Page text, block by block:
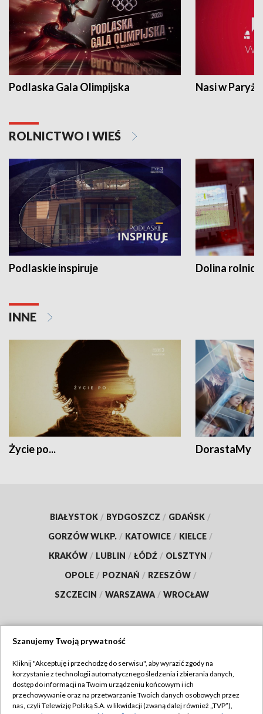
Podlaska Gala Olimpijska Nasi w Paryżu
ROLNICTWO I WIEŚ
Podlaskie inspiruje Dolina
INNE
Życie po... DorastaMy
BIAŁYSTOK / BYDGOSZCZ / GDAŃSK /
GORZÓW WLKP. / KATOWICE / KIELCE /
KRAKÓW / LUBLIN / ŁÓDŹ / OLSZTYN /
OPOLE / POZNAŃ / RZESZÓW /
SZCZECIN / WARSZAWA / WROCŁAW
TVP
Abonament TVP
Regulamin TVP
Szanujemy Twoją prywatność
Kliknij "Akceptuję i przechodzę do serwisu", aby wyrazić zgody na
korzystanie z technologii automatycznego śledzenia i zbierania danych,
dostęp do informacji na Twoim urządzeniu końcowym i ich
przechowywanie oraz na przetwarzanie Twoich danych osobowych przez
nas, czyli Telewizję Polską S.A. w likwidacji (zwaną dalej również „TVP”),